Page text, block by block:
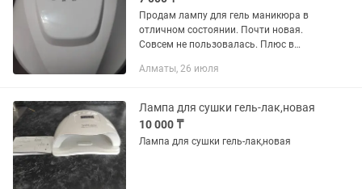
Продам лампу для гель маникюра в
отличном состоянии. Почти новая.
Совсем не пользовалась. Плюс в
Алматы, 26 июля
Лампа для сушки гель-лак,новая
10 000 ₸
Лампа для сушки гель-лак,новая